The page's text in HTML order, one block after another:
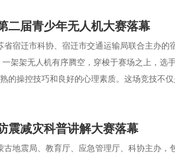
二届青少年无人机大赛落幕
迁市科协、宿迁市交通运输局联合主办的
架无人机有序腾空，穿梭于赛场之上，选手
的操控技巧和良好的心理素质。这场竞技不
震减灾科普讲解大赛落幕
地震局、教育厅、应急管理厅、科协主办，